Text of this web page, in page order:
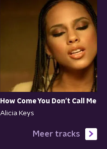
How Come You Don't Call Me
Alicia Keys
Meer tracks